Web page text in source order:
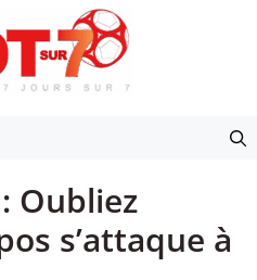
Oubliez
s’attaque à